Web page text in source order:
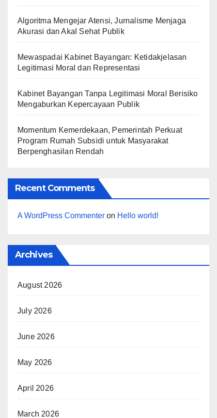
Algoritma Mengejar Atensi, Jurnalisme Menjaga
Akurasi dan Akal Sehat Publik
Mewaspadai Kabinet Bayangan: Ketidakjelasan
Legitimasi Moral dan Representasi
Kabinet Bayangan Tanpa Legitimasi Moral Berisiko
Mengaburkan Kepercayaan Publik
Momentum Kemerdekaan, Pemerintah Perkuat
Program Rumah Subsidi untuk Masyarakat
Berpenghasilan Rendah
Recent Comments
A WordPress Commenter on Hello world!
Archives
August 2026
July 2026
June 2026
May 2026
April 2026
March 2026